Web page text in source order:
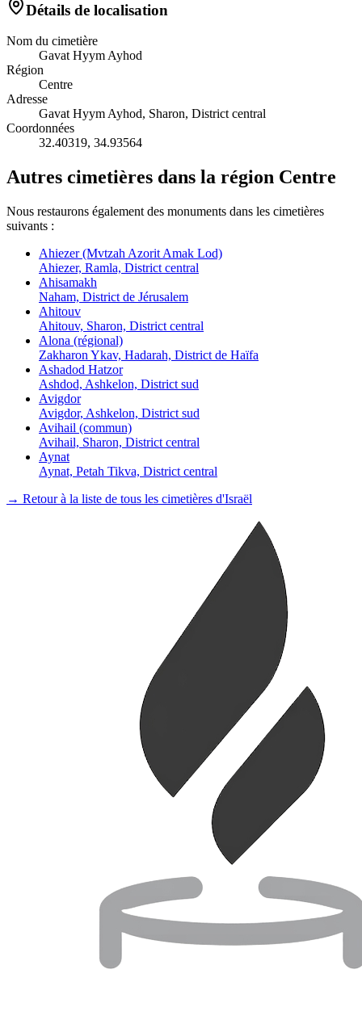
Détails de localisation
Nom du cimetière
Gavat Hyym Ayhod
Région
Centre
Adresse
Gavat Hyym Ayhod, Sharon, District central
Coordonnées
32.40319, 34.93564
Autres cimetières dans la région Centre
Nous restaurons également des monuments dans les cimetières
suivants :
Ahiezer (Mvtzah Azorit Amak Lod)
Ahiezer, Ramla, District central
Ahisamakh
Naham, District de Jérusalem
Ahitouv
Ahitouv, Sharon, District central
Alona (régional)
Zakharon Ykav, Hadarah, District de Haïfa
Ashadod Hatzor
Ashdod, Ashkelon, District sud
Avigdor
Avigdor, Ashkelon, District sud
Avihail (commun)
Avihail, Sharon, District central
Aynat
Aynat, Petah Tikva, District central
→ Retour à la liste de tous les cimetières d'Israël